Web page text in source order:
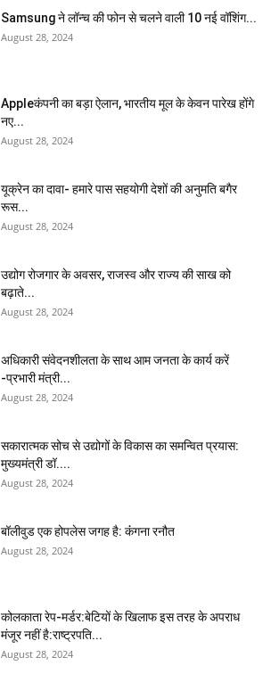
Samsung ने लॉन्च की फोन से चलने वाली 10 नई वॉशिंग...
August 28, 2024
Appleकंपनी का बड़ा ऐलान, भारतीय मूल के केवन पारेख होंगे
नए...
August 28, 2024
यूक्रेन का दावा- हमारे पास सहयोगी देशों की अनुमति बगैर
रूस...
August 28, 2024
उद्योग रोजगार के अवसर, राजस्व और राज्य की साख को
बढ़ाते...
August 28, 2024
अधिकारी संवेदनशीलता के साथ आम जनता के कार्य करें
-प्रभारी मंत्री...
August 28, 2024
सकारात्मक सोच से उद्योगों के विकास का समन्वित प्रयास:
मुख्यमंत्री डॉ....
August 28, 2024
बॉलीवुड एक होपलेस जगह है: कंंगना रनौत
August 28, 2024
कोलकाता रेप-मर्डर:बेटियों के खिलाफ इस तरह के अपराध
मंजूर नहीं है:राष्ट्रपति...
August 28, 2024